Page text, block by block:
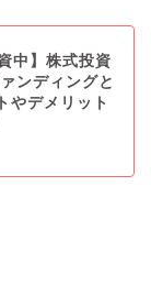
中】株式投資
ンディングと
やデメリット